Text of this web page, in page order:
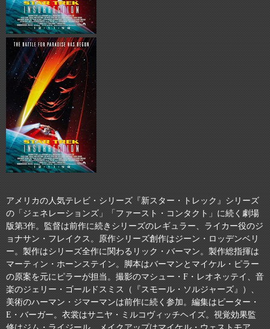
アメリカの人気テレビ・シリーズ『新スター・トレック』シリーズ
の「ジェネレーションズ」「ファースト・コンタクト」に続く劇場
版第3作。監督は前作に続きシリーズのレギュラー、ライカー役のジ
ョナサン・フレイクス。原作シリーズ創作はジーン・ロッデンベリ
ー。製作はシリーズ全作に関わるリック・バーマン。製作総指揮は
マーティン・ホーンステイン。脚本はバーマンとマイケル・ピラー
の原案を元にピラーが担当。撮影のマシュー・F・レオネッテイ、音
楽のジェリー・ゴールドスミス（『スモール・ソルジャーズ』）、
美術のハーマン・ジマーマンは前作に続く参加。編集はピーター・
E・バーガー。衣裳はサニヤ・ミルコヴィッチヘイズ。視覚効果監